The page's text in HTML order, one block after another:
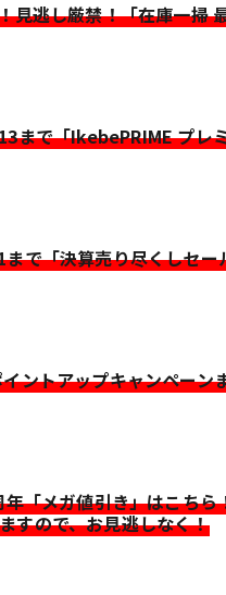
見逃し厳禁！「在庫一掃
まで「IkebePRIME プレ
で「決算売り尽くしセー
ントアップキャンペーン
「メガ値引き」はこちら
すので、お見逃しなく！